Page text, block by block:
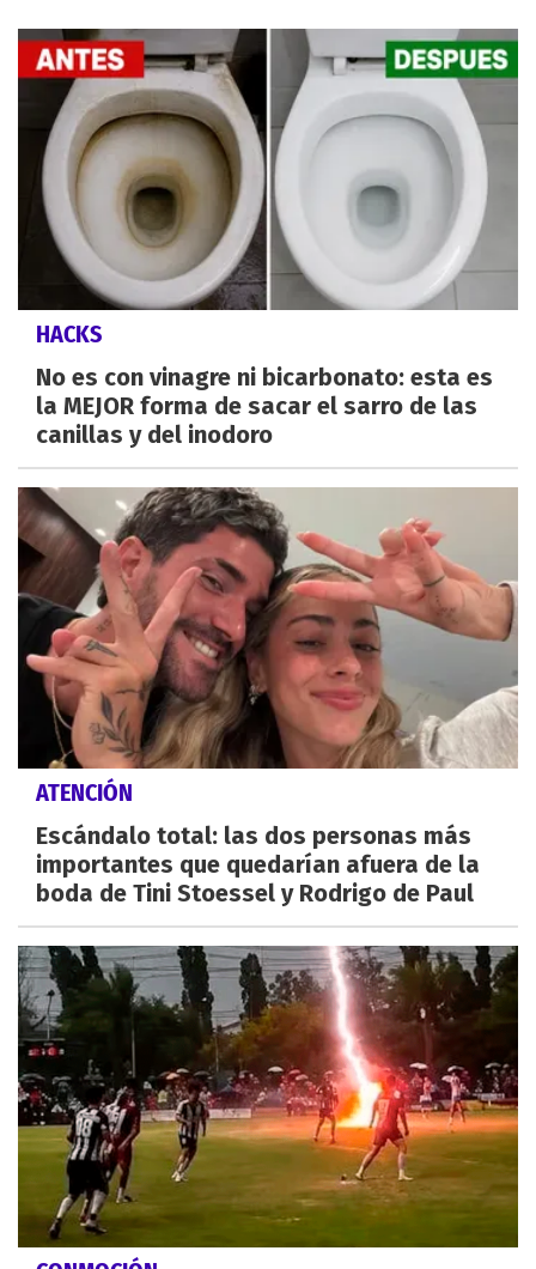
HACKS
No es con vinagre ni bicarbonato: esta es
la MEJOR forma de sacar el sarro de las
canillas y del inodoro
ATENCIÓN
Escándalo total: las dos personas más
importantes que quedarían afuera de la
boda de Tini Stoessel y Rodrigo de Paul